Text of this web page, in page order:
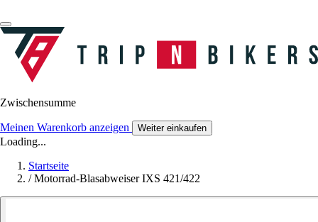
Zwischensumme
Meinen Warenkorb anzeigen Weiter einkaufen
Loading...
Startseite
/ Motorrad-Blasabweiser IXS 421/422